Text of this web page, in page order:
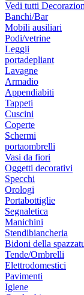
Vedi tutti
Banchi/Bar
Mobili ausiliari
Podi/vetrine
Leggii
portadepliant
Lavagne
Armadio
Appendiabiti
Tappeti
Cuscini
Coperte
Schermi
portaombrelli
Vasi da fiori
Oggetti decorativi
Specchi
Orologi
Portabottiglie
Segnaletica
Manichini
Stendibiancheria
Bidoni della
Tende/Ombrelli
Elettrodomestici
Pavimenti
Igiene